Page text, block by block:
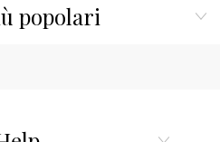
popolari